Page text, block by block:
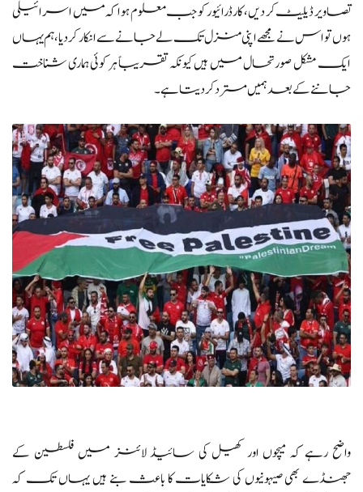
تصاویر ڈیلیٹ کر دیں، کار ڈرائیور کو جب معلوم ہوا کہ میں اسرائیلی
ہوں تو اس نے مجھے اپنی منزل تک لے جانے سے انکار کردیا ، ہم یہاں
ایک مشکل صورتحال میں ہیں کیونکہ تقریباً ہر کوئی ہماری شناخت
جاننے کے بعد ہمیں مسترد کر دیتا ہے۔
واضح رہے کہ میچوں اور کھیل کی سائیڈ لائنز میں فلسطین کے
جھنڈے بھی صیہونیوں کی شکایات کا باعث بنے ہیں یہاں تک کہ